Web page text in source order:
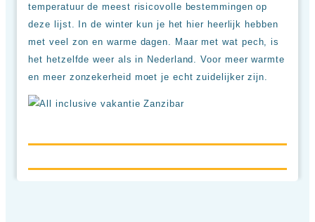
temperatuur de meest risicovolle bestemmingen op
deze lijst. In de winter kun je het hier heerlijk hebben
met veel zon en warme dagen. Maar met wat pech, is
het hetzelfde weer als in Nederland. Voor meer warmte
en meer zonzekerheid moet je echt zuidelijker zijn.